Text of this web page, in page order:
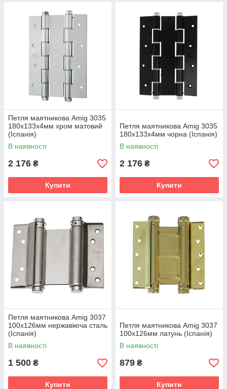
Петля маятникова Amig 3035
180х133х4мм хром матовий
(Іспанія)
В наявності
2 176 ₴
Купити
Петля маятникова Amig 3035
180х133х4мм чорна (Іспанія)
В наявності
2 176 ₴
Купити
Петля маятникова Amig 3037
100х126мм нержавіюча сталь
(Іспанія)
В наявності
1 500 ₴
Купити
Петля маятникова Amig 3037
100х126мм латунь (Іспанія)
В наявності
879 ₴
Купити